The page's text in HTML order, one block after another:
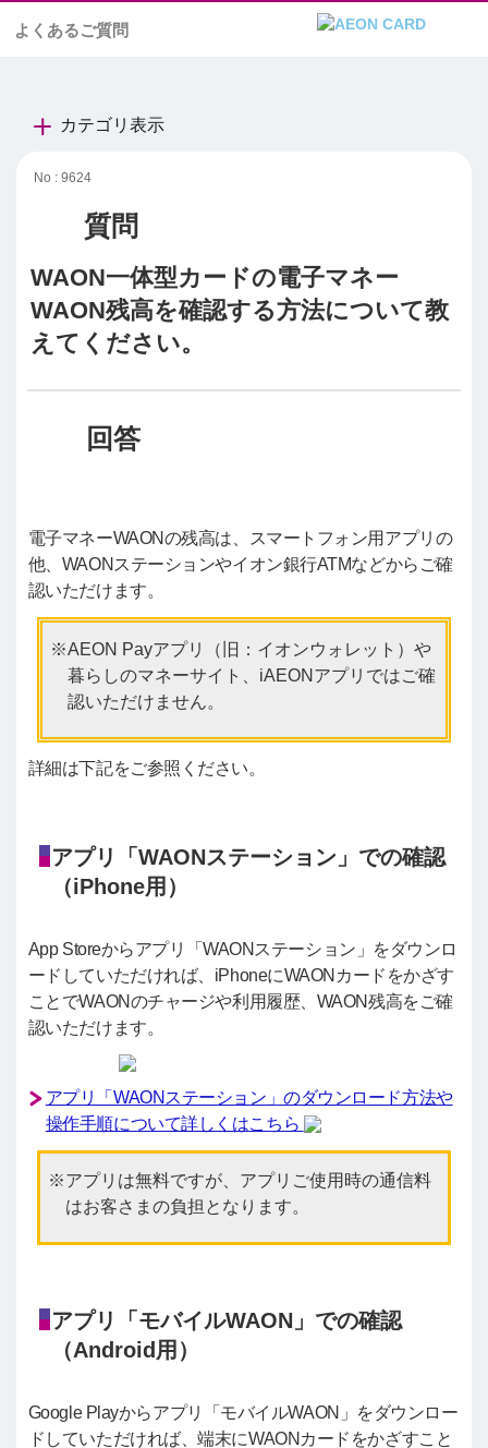
よくあるご質問
カテゴリ表示
No : 9624
WAON一体型カードの電子マネー
WAON残高を確認する方法について教
えてください。
電子マネーWAONの残高は、スマートフォン用アプリの
他、WAONステーションやイオン銀行ATMなどからご確
認いただけます。
AEON Payアプリ（旧：イオンウォレット）や
暮らしのマネーサイト、iAEONアプリではご確
認いただけません。
詳細は下記をご参照ください。
アプリ「WAONステーション」での確認
（iPhone用）
App Storeからアプリ「WAONステーション」をダウンロ
ードしていただければ、iPhoneにWAONカードをかざす
ことでWAONのチャージや利用履歴、WAON残高をご確
認いただけます。
アプリ「WAONステーション」のダウンロード方法や
操作手順について詳しくはこちら
アプリは無料ですが、アプリご使用時の通信料
はお客さまの負担となります。
アプリ「モバイルWAON」での確認
（Android用）
Google Playからアプリ「モバイルWAON」をダウンロー
ドしていただければ、端末にWAONカードをかざすこと